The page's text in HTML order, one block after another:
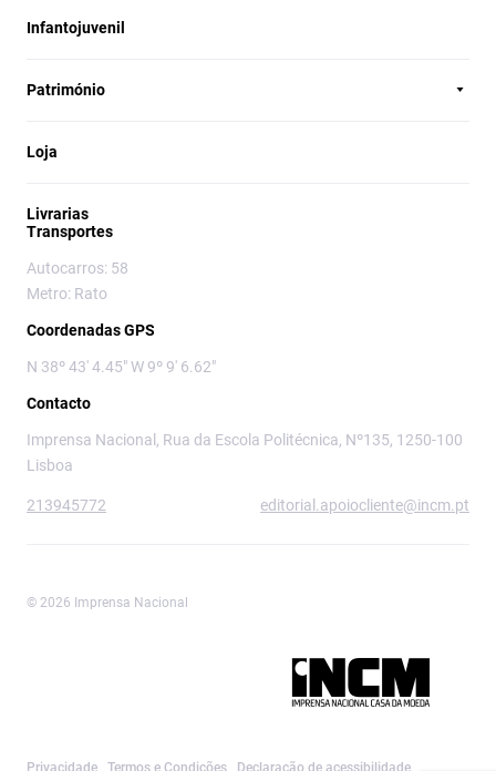
Infantojuvenil
Património
Loja
Livrarias
Transportes
Autocarros: 58
Metro: Rato
Coordenadas GPS
N 38º 43' 4.45" W 9º 9' 6.62"
Contacto
Imprensa Nacional, Rua da Escola Politécnica, Nº135, 1250-100
Lisboa
213945772 editorial.apoiocliente@incm.pt
© 2026 Imprensa Nacional
Privacidade Termos e Condições Declaração de acessibilidade